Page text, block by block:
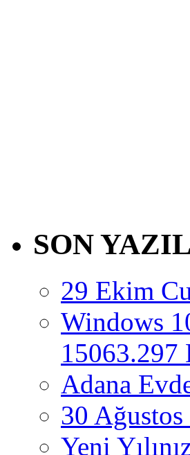
SON
29 Ekim
Windows
15063.297
Adana
30
Yeni